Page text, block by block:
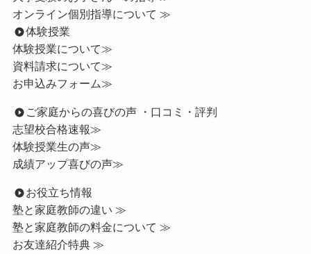
オンライン個別指導について ≫
体験授業
体験授業について≫
資料請求について≫
お申込みフォーム≫
ご家庭からの喜びの声 ・口コミ・評判
志望校合格速報≫
体験授業生の声≫
成績アップ喜びの声≫
お役立ち情報
塾と家庭教師の違い ≫
塾と家庭教師の料金について ≫
お友達紹介特典 ≫